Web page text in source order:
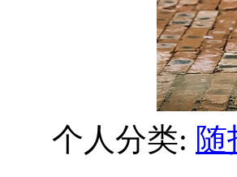
个人分类: 随